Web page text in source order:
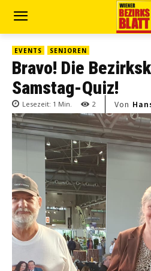
EVENTS SENIOREN
Bravo! Die
Samstag-Quiz!
Lesezeit: 1 Min. 2 Von